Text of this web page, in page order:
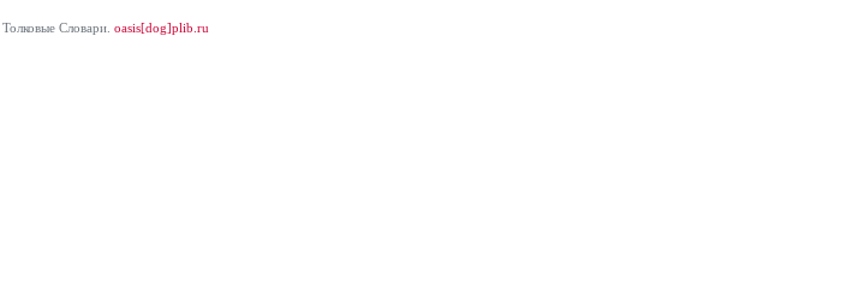
Cловари. oasis[dog]plib.ru